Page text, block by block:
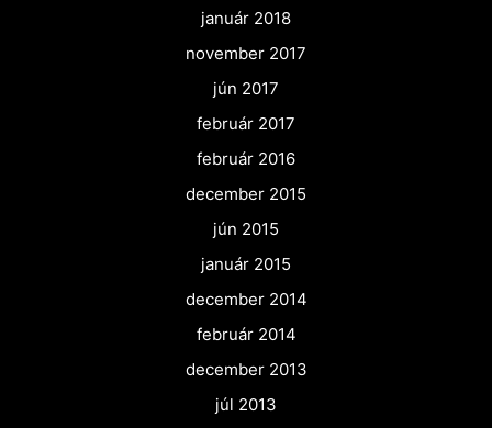
január 2018
november 2017
jún 2017
február 2017
február 2016
december 2015
jún 2015
január 2015
december 2014
február 2014
december 2013
júl 2013